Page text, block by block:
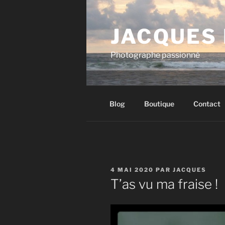
Aller
contenu
principalJACQUES
Photographe passionné
Blog Boutique Contact
PUBLIÉ
LE
4 MAI 2020 PAR JACQUES
T’as vu ma fraise !